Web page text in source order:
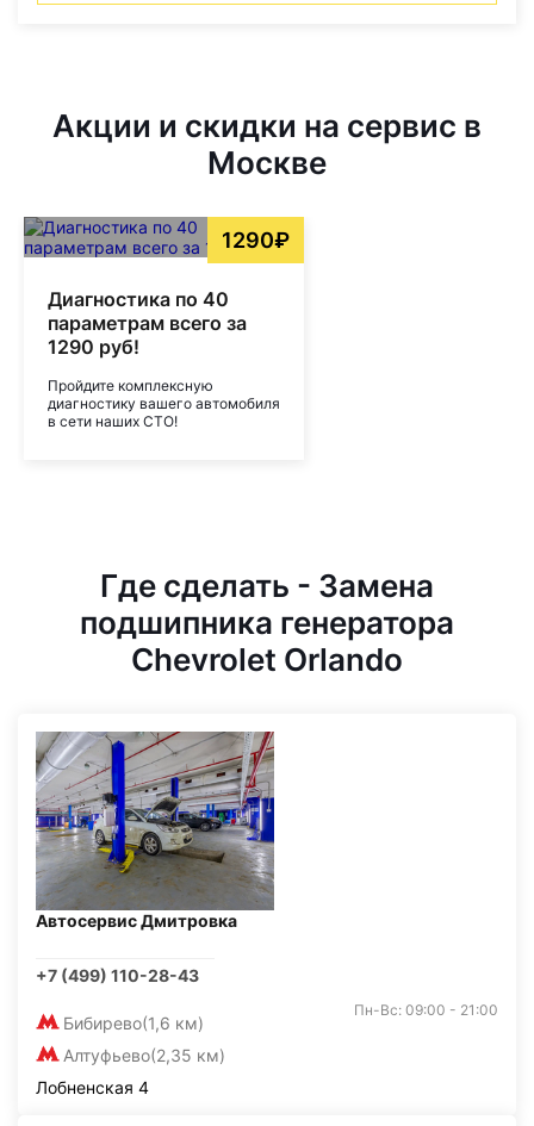
Акции и скидки на сервис в
Москве
1290₽
Диагностика по 40
параметрам всего за
1290 руб!
Пройдите комплексную
диагностику вашего автомобиля
в сети наших СТО!
Где сделать - Замена
подшипника генератора
Chevrolet Orlando
Автосервис Дмитровка
+7 (499) 110-28-43
Бибирево(1,6 км)
Алтуфьево(2,35 км)
Пн-Вс: 09:00 - 21:00
Лобненская 4